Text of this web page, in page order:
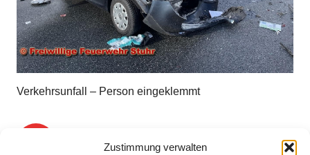
Zustimmung verwalten
Verkehrsunfall – Person eingeklemmt
3 4 …